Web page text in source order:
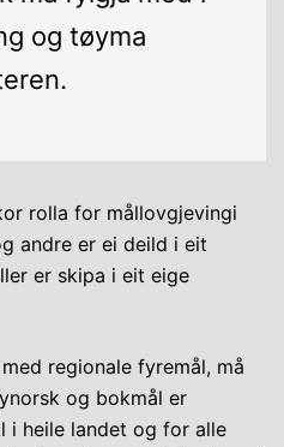
og tøyma
rolla for mållovgjevingi
andre er ei deild i eit
er skipa i eit eige
regionale fyremål, må
og bokmål er
i heile landet og for alle